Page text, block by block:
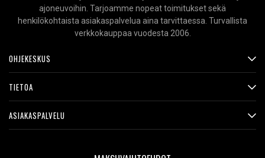
ajoneuvoihin. Tarjoamme nopeat toimitukset sekä
henkilökohtaista asiakaspalvelua aina tarvittaessa. Turvallista
verkkokauppaa vuodesta 2006.
OHJEKESKUS
TIETOA
ASIAKASPALVELU